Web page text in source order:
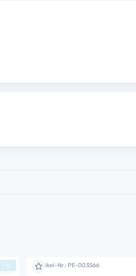
+ Artikel-Nr.: PE-003566